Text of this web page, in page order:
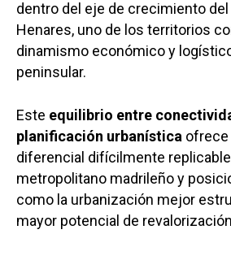
dentro del eje de crecimiento del
Henares, uno de los territorios
dinamismo económico y
peninsular.
Este equilibrio entre
planificación urbanística ofrece
diferencial difícilmente
metropolitano madrileño y
como la urbanización mejor
mayor potencial de